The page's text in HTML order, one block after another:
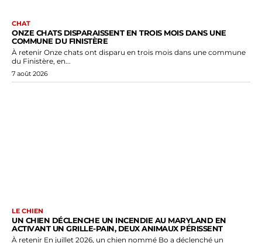
CHAT
ONZE CHATS DISPARAISSENT EN TROIS MOIS DANS UNE
COMMUNE DU FINISTÈRE
À retenir Onze chats ont disparu en trois mois dans une commune
du Finistère, en...
7 août 2026
LE CHIEN
UN CHIEN DÉCLENCHE UN INCENDIE AU MARYLAND EN
ACTIVANT UN GRILLE-PAIN, DEUX ANIMAUX PÉRISSENT
À retenir En juillet 2026, un chien nommé Bo a déclenché un